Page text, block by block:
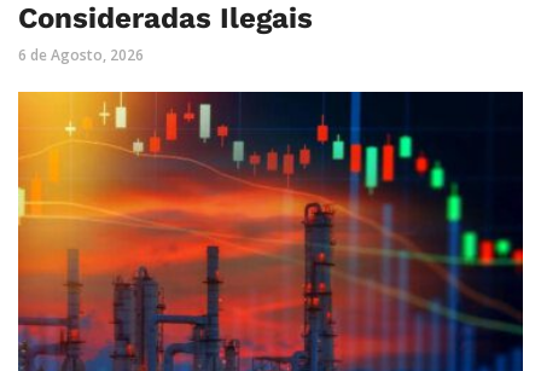
Consideradas Ilegais
6 de Agosto, 2026